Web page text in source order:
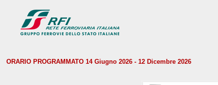
ORARIO PROGRAMMATO 14 Giugno 2026 - 12 Dicembre 2026